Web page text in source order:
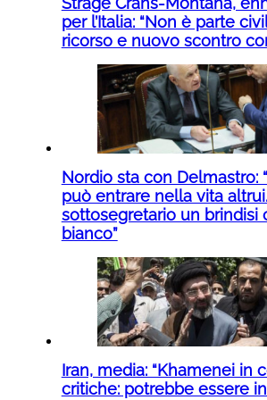
per l’Italia: “Non è parte
ricorso e nuovo scontro
Nordio sta con Delmastro:
può entrare nella vita altrui.
sottosegretario un brindisi
bianco”
Iran, media: “Khamenei in
critiche: potrebbe essere